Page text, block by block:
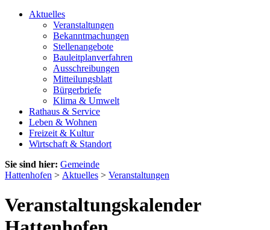
Aktuelles
Veranstaltungen
Bekanntmachungen
Stellenangebote
Bauleitplanverfahren
Ausschreibungen
Mitteilungsblatt
Bürgerbriefe
Klima & Umwelt
Rathaus & Service
Leben & Wohnen
Freizeit & Kultur
Wirtschaft & Standort
Sie sind hier: Gemeinde
Hattenhofen > Aktuelles > Veranstaltungen
Veranstaltungskalender